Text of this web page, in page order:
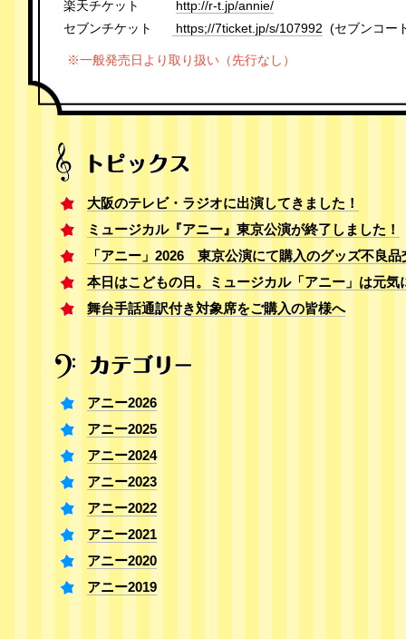
楽天チケット http://r-t.jp/annie/
セブンチケット
https;//7ticket.jp/s/107992 (セブンコー
※一般発売日より取り扱い（先行なし）
大阪のテレビ・ラジオに出演してきました！
ミュージカル『アニー』東京公演が終了しました！
「アニー」2026 東京公演にて購入のグッズ不良品
本日はこどもの日。ミュージカル「アニー」は元気
舞台手話通訳付き対象席をご購入の皆様へ
アニー2026
アニー2025
アニー2024
アニー2023
アニー2022
アニー2021
アニー2020
アニー2019